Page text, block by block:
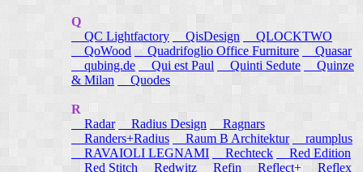
Q
QC Lightfactory
QisDesign
QLOCKTWO
QoWood Quadrifoglio Office Furniture
Quasar
qubing.de
Qui est Paul Quinti Sedute
Quinze
& Milan
Quodes
R
Radar
Radius Design
Ragnars
Randers+Radius
Raum B Architektur raumplus
RAVAIOLI LEGNAMI
Rechteck
Red Edition
Red Stitch
Redwitz Refin Reflect+
Reflex